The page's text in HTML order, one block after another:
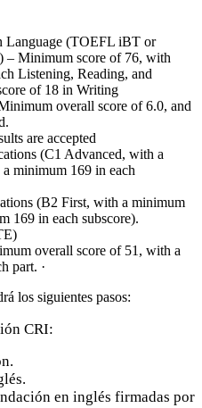
Language (TOEFL iBT or
Minimum score of 76, with
Listening, Reading, and
of 18 in Writing
overall score of 6.0, and
are accepted
(C1 Advanced, with a
minimum 169 in each
(B2 First, with a minimum
169 in each subscore).
overall score of 51, with a
part. ·
los siguientes pasos:
CRI:
en inglés firmadas por